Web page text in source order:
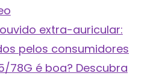
extra-auricular:
pelos consumidores
78G é boa? Descubra